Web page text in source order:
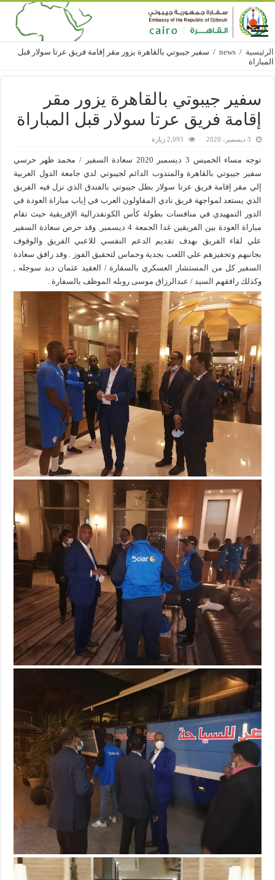
الرئيسية /
news
/ سفير جيبوتي بالقاهرة يزور مقر إقامة فريق عرتا سولار قبل
المباراة
سفير جيبوتي بالقاهرة يزور مقر
إقامة فريق عرتا سولار قبل المباراة
3 ديسمبر، 2020 2,093 زيارة
توجه مساء الخميس 3 ديسمبر 2020 سعادة السفير / محمد ظهر حرسي
سفير جيبوتي بالقاهرة والمندوب الدائم لجيبوتي لدي جامعة الدول العربية
إلي مقر إقامة فريق عرتا سولار بطل جيبوتي بالفندق الذي نزل فيه الفريق
الذي يستعد لمواجهة فريق نادي المقاولون العرب في إياب مباراة العودة في
الدور التمهيدي في منافسات بطولة كأس الكونفدرالية الإفريقية حيث تقام
مباراة العودة بين الفريقين غدا الجمعة 4 ديسمبر. وقد حرص سعادة السفير
علي لقاء الفريق بهدف تقديم الدعم النفسي للاعبي الفريق والوقوف
بجانبهم وتحفيزهم علي اللعب بجدية وحماس لتحقيق الفوز . وقد رافق سعادة
السفير كل من المستشار العسكري بالسفارة / العقيد عثمان دبد سوجله ,
وكذلك رافقهم السيد / عبدالرزاق موسى روبله الموظف بالسفارة .